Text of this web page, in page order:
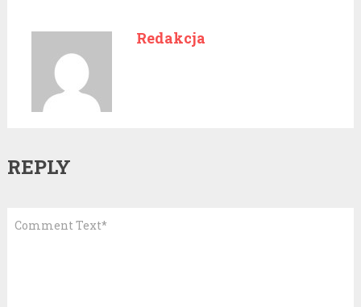
Redakcja
REPLY